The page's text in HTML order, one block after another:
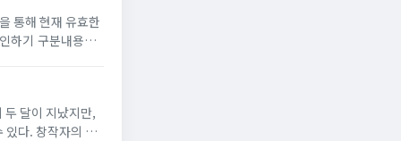
두 달이 지났지만,
있다. 창작자의 권